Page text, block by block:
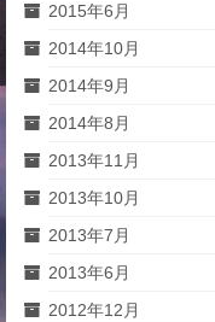
2015年6月
2014年10月
2014年9月
2014年8月
2013年11月
2013年10月
2013年7月
2013年6月
2012年12月